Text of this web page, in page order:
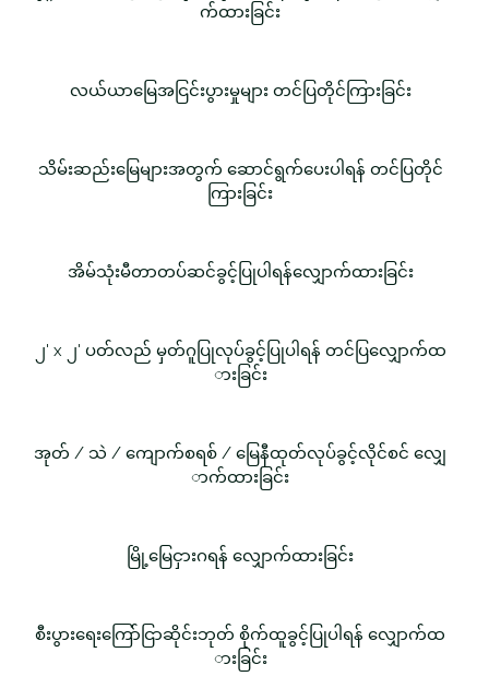
က်ထားခြင်း
လယ်ယာမြေအငြင်းပွားမှုများ တင်ပြတိုင်ကြားခြင်း
သိမ်းဆည်းမြေများအတွက် ဆောင်ရွက်ပေးပါရန် တင်ပြတိုင်
ကြားခြင်း
အိမ်သုံးမီတာတပ်ဆင်ခွင့်ပြုပါရန်လျှောက်ထားခြင်း
၂' x ၂' ပတ်လည် မှတ်ဂူပြုလုပ်ခွင့်ပြုပါရန် တင်ပြလျှောက်ထ
ားခြင်း
အုတ် / သဲ / ကျောက်စရစ် / မြေနီထုတ်လုပ်ခွင့်လိုင်စင် လျှေ
ာက်ထားခြင်း
မြို့မြေငှားဂရန် လျှောက်ထားခြင်း
စီးပွားရေးကြော်ငြာဆိုင်းဘုတ် စိုက်ထူခွင့်ပြုပါရန် လျှောက်ထ
ားခြင်း